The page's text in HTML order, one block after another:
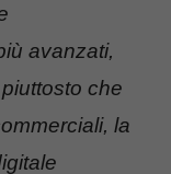
avanzati,
che
la